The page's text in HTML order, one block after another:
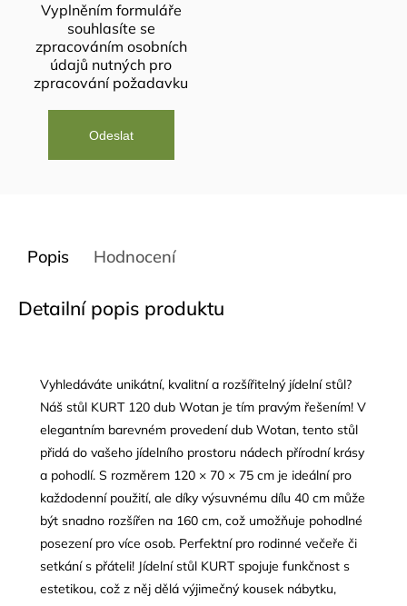
Vyplněním formuláře
souhlasíte se
zpracováním osobních
údajů nutných pro
zpracování požadavku
Popis Hodnocení
Detailní popis produktu
Vyhledáváte unikátní, kvalitní a rozšířitelný jídelní stůl?
Náš stůl KURT 120 dub Wotan je tím pravým řešením! V
elegantním barevném provedení dub Wotan, tento stůl
přidá do vašeho jídelního prostoru nádech přírodní krásy
a pohodlí. S rozměrem 120 × 70 × 75 cm je ideální pro
každodenní použití, ale díky výsuvnému dílu 40 cm může
být snadno rozšířen na 160 cm, což umožňuje pohodlné
posezení pro více osob. Perfektní pro rodinné večeře či
setkání s přáteli! Jídelní stůl KURT spojuje funkčnost s
estetikou, což z něj dělá výjimečný kousek nábytku,